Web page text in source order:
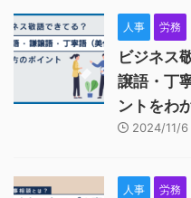
人事 労務
ビジネス
譲語・丁
ントをわ
2024/11/6
人事 労務